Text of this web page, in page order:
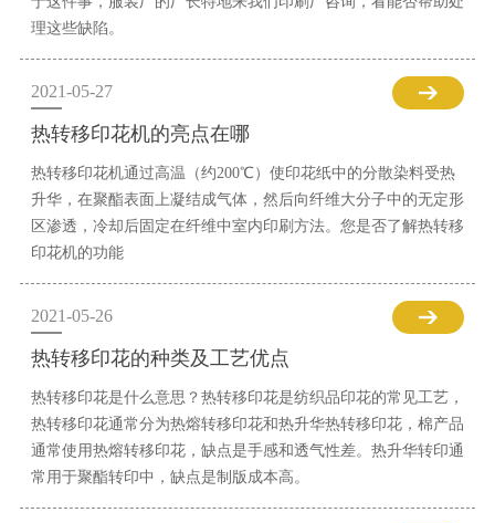
理这些缺陷。
2021-05-27
热转移印花机的亮点在哪
热转移印花机通过高温（约200℃）使印花纸中的分散染料受热
升华，在聚酯表面上凝结成气体，然后向纤维大分子中的无定形
区渗透，冷却后固定在纤维中室内印刷方法。您是否了解热转移
印花机的功能
2021-05-26
热转移印花的种类及工艺优点
热转移印花是什么意思？热转移印花是纺织品印花的常见工艺，
热转移印花通常分为热熔转移印花和热升华热转移印花，棉产品
通常使用热熔转移印花，缺点是手感和透气性差。热升华转印通
常用于聚酯转印中，缺点是制版成本高。